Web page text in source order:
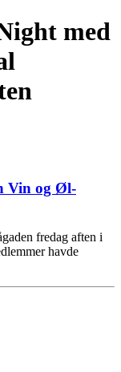
med
Vin og Øl-
fredag aften i
havde